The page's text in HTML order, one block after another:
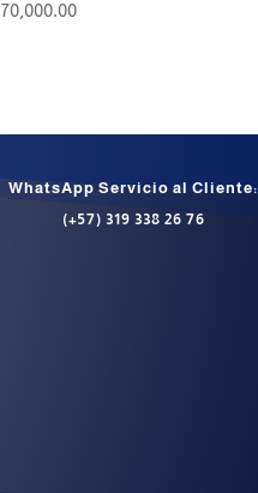
70,000.00
WhatsApp Servicio al Cliente:
(+57) 319 338 26 76